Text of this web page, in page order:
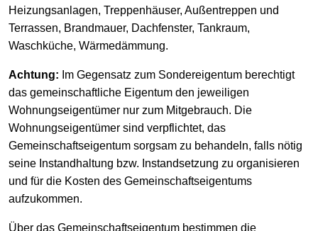
Heizungsanlagen, Treppenhäuser, Außentreppen und
Terrassen, Brandmauer, Dachfenster, Tankraum,
Waschküche, Wärmedämmung.
Achtung: Im Gegensatz zum Sondereigentum berechtigt
das gemeinschaftliche Eigentum den jeweiligen
Wohnungseigentümer nur zum Mitgebrauch. Die
Wohnungseigentümer sind verpflichtet, das
Gemeinschaftseigentum sorgsam zu behandeln, falls nötig
seine Instandhaltung bzw. Instandsetzung zu organisieren
und für die Kosten des Gemeinschaftseigentums
aufzukommen.
Über das Gemeinschaftseigentum bestimmen die